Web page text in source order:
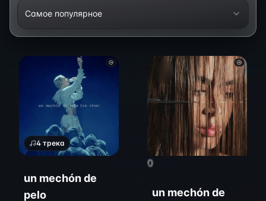
Самое популярное
4 трека
un mechón de
pelo
0
un mechón de